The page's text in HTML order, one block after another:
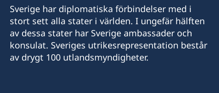
Sverige har diplomatiska förbindelser med i
stort sett alla stater i världen. I ungefär hälften
av dessa stater har Sverige ambassader och
konsulat. Sveriges utrikesrepresentation består
av drygt 100 utlandsmyndigheter.